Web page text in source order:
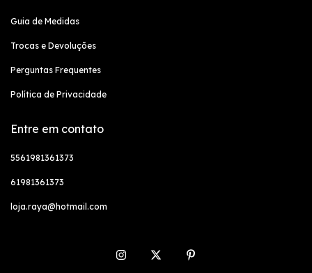
Guia de Medidas
Trocas e Devoluções
Perguntas Frequentes
Política de Privacidade
Entre em contato
5561981361373
61981361373
loja.raya@hotmail.com